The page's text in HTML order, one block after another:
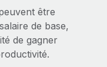
votre équipe
solutions RH sur
entreprises
être
de base,
de gagner